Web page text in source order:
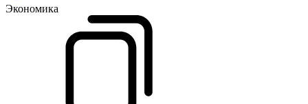
Экономика